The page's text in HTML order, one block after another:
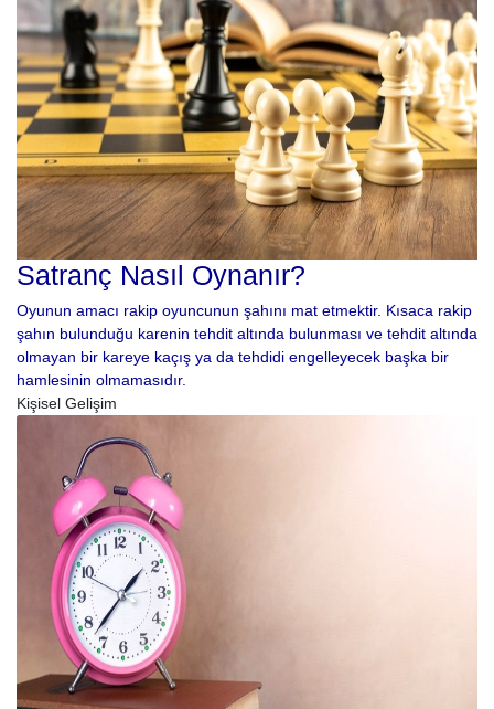
Satranç Nasıl Oynanır?
Oyunun amacı rakip oyuncunun şahını mat etmektir. Kısaca rakip
şahın bulunduğu karenin tehdit altında bulunması ve tehdit altında
olmayan bir kareye kaçış ya da tehdidi engelleyecek başka bir
hamlesinin olmamasıdır.
Kişisel Gelişim